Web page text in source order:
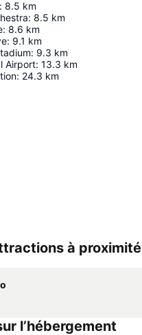
: 8.5 km
: 8.5 km
: 8.6 km
: 9.1 km
: 9.3 km
Airport: 13.3 km
: 24.3 km
à proximité
l’hébergement